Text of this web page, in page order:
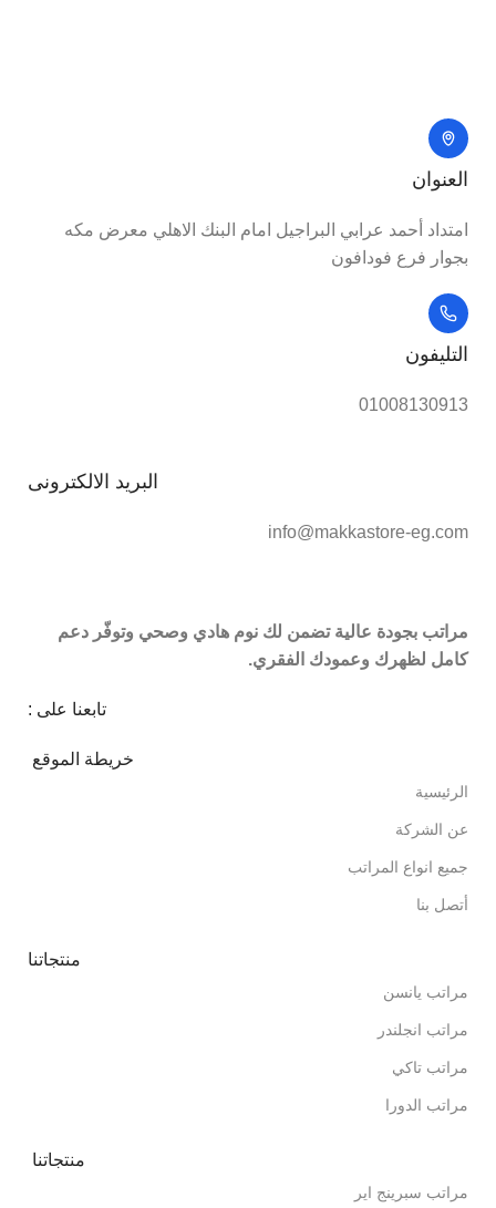
العنوان
امتداد أحمد عرابي البراجيل امام البنك الاهلي معرض مكه
بجوار فرع فودافون
التليفون
01008130913
البريد الالكترونى
info@makkastore-eg.com
مراتب بجودة عالية تضمن لك نوم هادي وصحي وتوفّر دعم
كامل لظهرك وعمودك الفقري.
تابعنا على :
خريطة الموقع
الرئيسية
عن الشركة
جميع انواع المراتب
أتصل بنا
منتجاتنا
مراتب يانسن
مراتب انجلندر
مراتب تاكي
مراتب الدورا
منتجاتنا
مراتب سبرينج اير